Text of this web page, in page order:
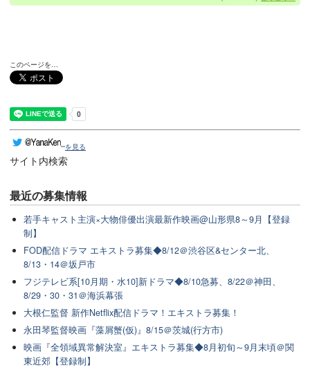
このページを…
を見る
サイト内検索
最近の募集情報
若手キャスト主演×大物俳優出演最新作映画@山形県8～9月【登録
制】
FOD配信ドラマ エキストラ募集◆8/12＠渋谷区&センター北、
8/13・14＠坂戸市
フジテレビ系[10月期・水10]新ドラマ◆8/10急募、8/22＠神田、
8/29・30・31＠海浜幕張
大根仁監督 新作Netflix配信ドラマ！エキストラ募集！
永田琴監督映画『藻屑蟹(仮)』8/15＠茨城(行方市)
映画『全領域異常解決室』エキストラ募集◆8月初旬～9月末頃＠関
東近郊【登録制】